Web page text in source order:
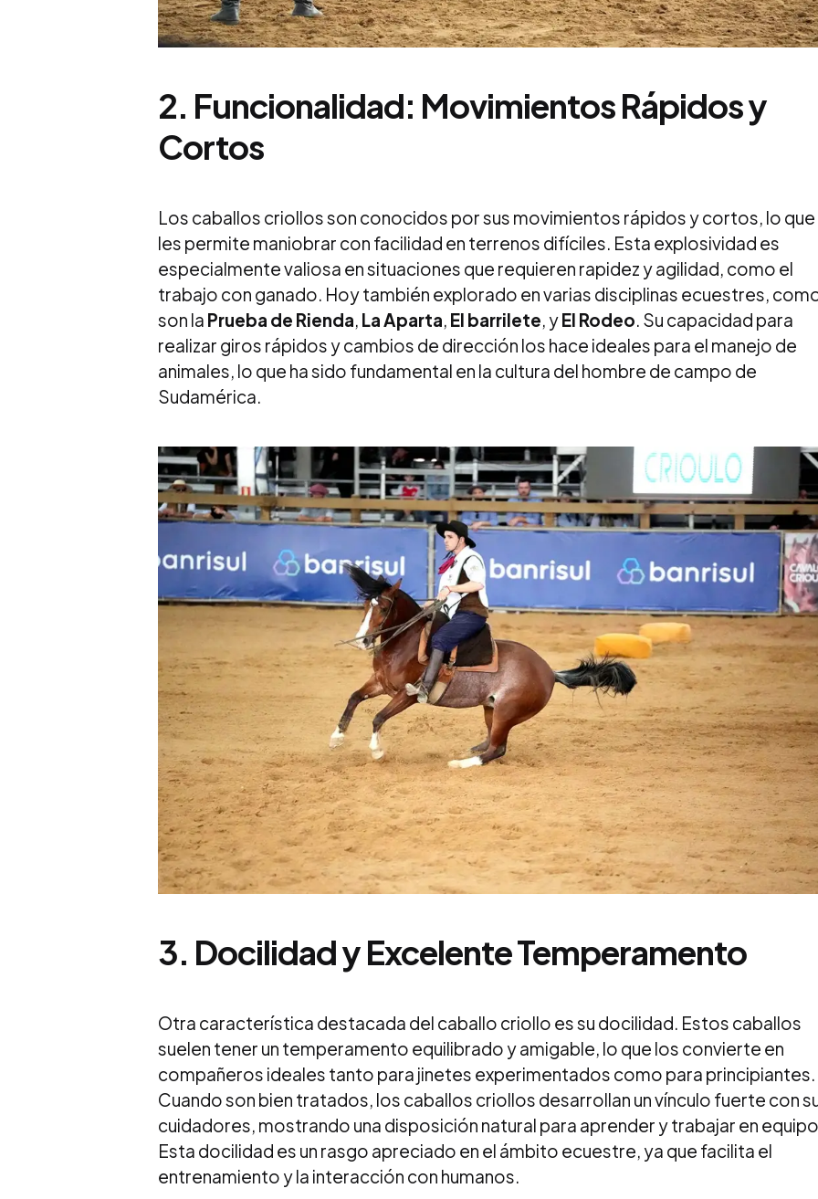
2. Funcionalidad: Movimientos Rápidos y
Cortos
Los caballos criollos son conocidos por sus movimientos rápidos y cortos, lo que
les permite maniobrar con facilidad en terrenos difíciles. Esta explosividad es
especialmente valiosa en situaciones que requieren rapidez y agilidad, como el
trabajo con ganado. Hoy también explorado en varias disciplinas ecuestres,
son la Prueba de Rienda, La Aparta, El barrilete, yEl Rodeo. Su capacidad para
realizar giros rápidos y cambios de dirección los hace ideales para el manejo de
animales, lo que ha sido fundamental en la cultura del hombre de campo de
Sudamérica.
3. Docilidad y Excelente Temperamento
Otra característica destacada del caballo criollo es su docilidad. Estos caballos
suelen tener un temperamento equilibrado y amigable, lo que los convierte en
compañeros ideales tanto para jinetes experimentados como para principiantes.
Cuando son bien tratados, los caballos criollos desarrollan un vínculo fuerte con
cuidadores, mostrando una disposición natural para aprender y trabajar en
Esta docilidad es un rasgo apreciado en el ámbito ecuestre, ya que facilita el
entrenamiento y la interacción con humanos.